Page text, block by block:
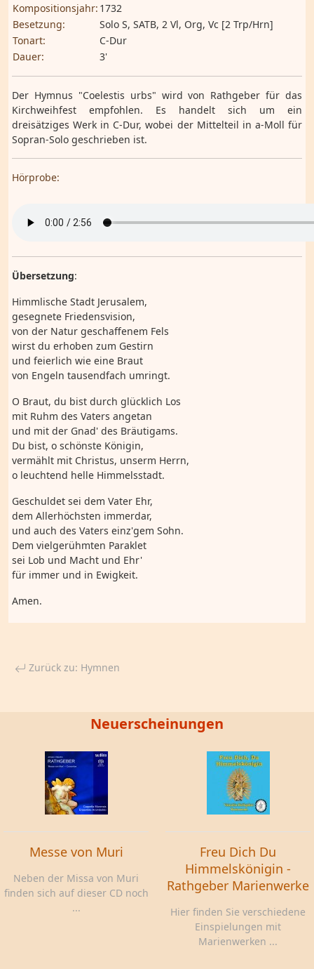
Kompositionsjahr: 1732
Besetzung:
Solo S, SATB, 2 Vl, Org, Vc [2 Trp/Hrn]
Tonart:
C-Dur
Dauer:
3'
Der Hymnus "Coelestis urbs" wird von Rathgeber für das
Kirchweihfest empfohlen. Es handelt sich um ein
dreisätziges Werk in C-Dur, wobei der Mittelteil in a-Moll für
Sopran-Solo geschrieben ist.
Hörprobe:
Übersetzung:
Himmlische Stadt Jerusalem,
gesegnete Friedensvision,
von der Natur geschaffenem Fels
wirst du erhoben zum Gestirn
und feierlich wie eine Braut
von Engeln tausendfach umringt.
O Braut, du bist durch glücklich Los
mit Ruhm des Vaters angetan
und mit der Gnad' des Bräutigams.
Du bist, o schönste Königin,
vermählt mit Christus, unserm Herrn,
o leuchtend helle Himmelsstadt.
Geschuldet sei dem Vater Ehr,
dem Allerhöchsten immerdar,
und auch des Vaters einz'gem Sohn.
Dem vielgerühmten Paraklet
sei Lob und Macht und Ehr'
für immer und in Ewigkeit.
Amen.
Zurück zu: Hymnen
Neuerscheinungen
Messe von Muri
Neben der Missa von Muri
finden sich auf dieser CD noch
...
Freu Dich Du
Himmelskönigin -
Rathgeber Marienwerke
Hier finden Sie verschiedene
Einspielungen mit
Marienwerken ...